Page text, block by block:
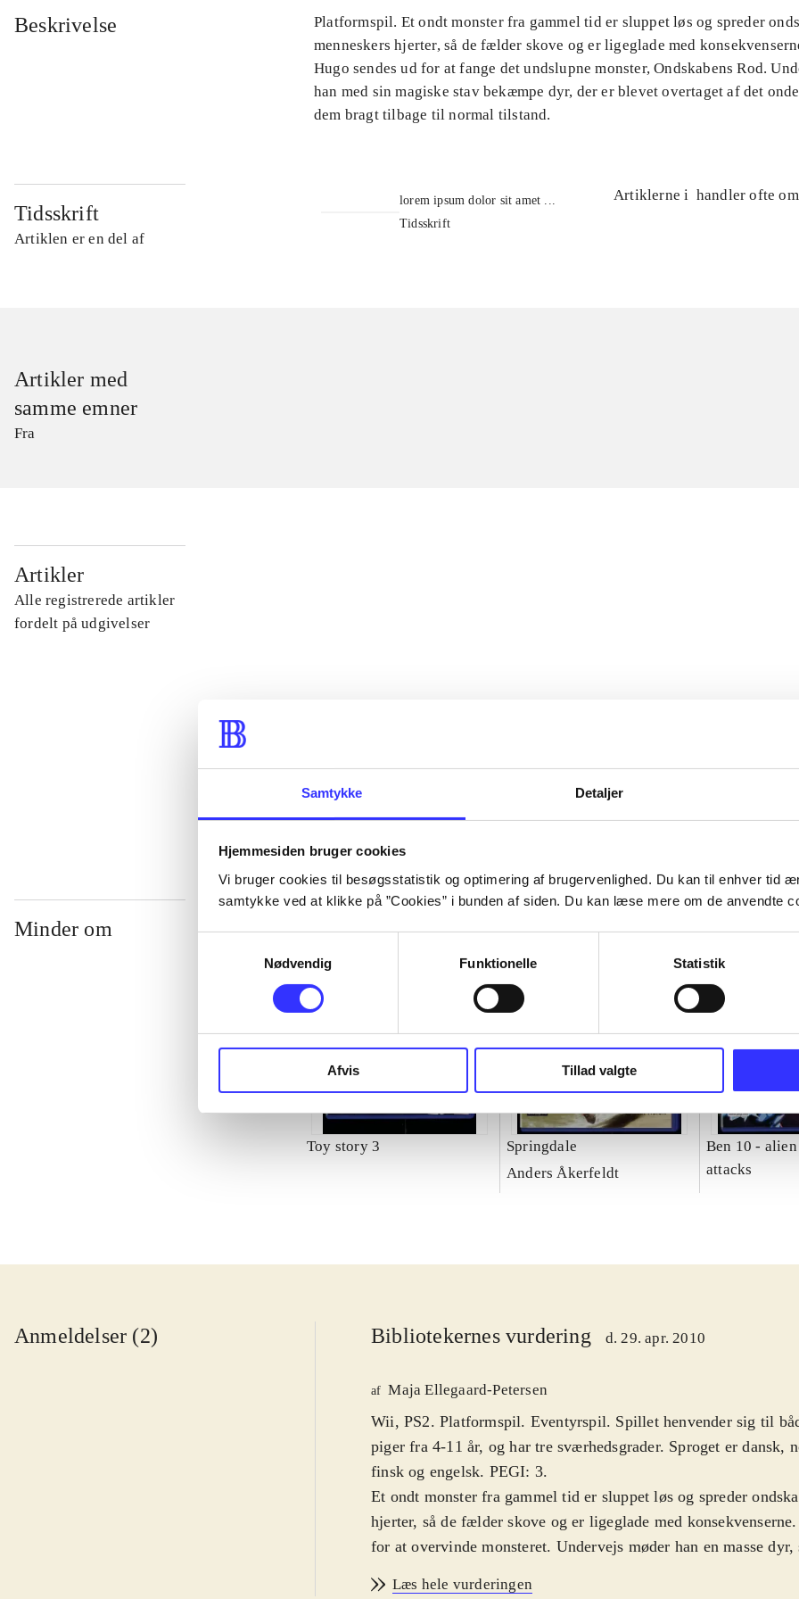
Samtykke Detaljer
Hjemmesiden bruger cookies
Vi bruger cookies til besøgsstatistik og optimering af brugervenlighed. Du kan til enhver tid
samtykke ved at klikke på ”Cookies” i bunden af siden. Du kan læse mere om de anvendte
Nødvendig
Funktionelle Statistik
Afvis Tillad valgte
Beskrivelse
Platformspil. Et ondt monster fra gammel tid er sluppet løs og spreder
menneskers hjerter, så de fælder skove og er ligeglade med
Hugo sendes ud for at fange det undslupne monster, Ondskabens Rod.
han med sin magiske stav bekæmpe dyr, der er blevet overtaget af det
dem bragt tilbage til normal tilstand.
Tidsskrift
Artiklen er en del af
lorem ipsum dolor sit amet ...
Tidsskrift
Artiklerne i handler ofte om
Artikler med
samme emner
Fra
Artikler
Alle registrerede artikler
fordelt på udgivelser
...
Minder om
Toy story 3
Springdale
Anders Åkerfeldt
Ben 10 -
attacks
Anmeldelser (2) Bibliotekernes vurdering d. 29. apr. 2010
af Maja Ellegaard-Petersen
Wii, PS2. Platformspil. Eventyrspil. Spillet henvender sig til
piger fra 4-11 år, og har tre sværhedsgrader. Sproget er dansk,
finsk og engelsk. PEGI: 3.
Et ondt monster fra gammel tid er sluppet løs og spreder
hjerter, så de fælder skove og er ligeglade med
for at overvinde monsteret. Undervejs møder han en masse
Læs hele vurderingen